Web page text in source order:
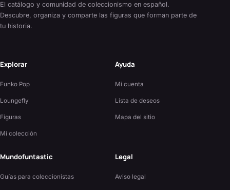
El catálogo y comunidad de coleccionismo en español.
Descubre, organiza y comparte las figuras que forman parte de
tu historia.
Explorar
Funko Pop
Loungefly
Figuras
Mi colección
Ayuda
Mi cuenta
Lista de deseos
Mapa del sitio
Mundofuntastic
Guías para coleccionistas
Legal
Aviso legal